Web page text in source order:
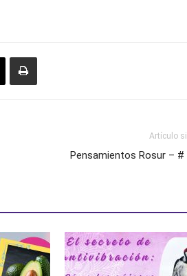
Artículo
Pensamientos Rosur –